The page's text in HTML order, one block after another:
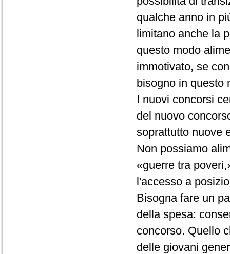
qualche anno in
limitano anche la
questo modo
immotivato, se
bisogno in questo
I nuovi concorsi
del nuovo
soprattutto nuove
Non possiamo
«guerre tra
l'accesso a
Bisogna fare un
della spesa:
concorso. Quello
delle giovani